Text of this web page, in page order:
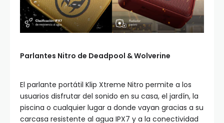
Parlantes Nitro de Deadpool & Wolverine
El parlante portátil Klip Xtreme Nitro permite a los
usuarios disfrutar del sonido en su casa, el jardín, la
piscina o cualquier lugar a donde vayan gracias a su
carcasa resistente al agua IPX7 y a la conectividad